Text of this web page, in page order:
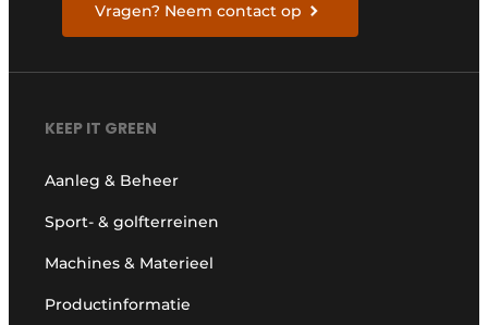
Vragen? Neem contact op
KEEP IT GREEN
Aanleg & Beheer
Sport- & golfterreinen
Machines & Materieel
Productinformatie